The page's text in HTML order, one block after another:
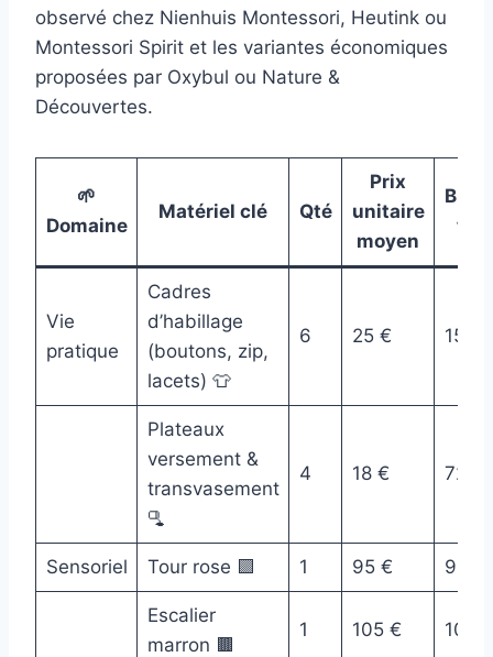
observé chez Nienhuis Montessori, Heutink ou
Montessori Spirit et les variantes économiques
proposées par Oxybul ou Nature &
Découvertes.
🌱
Domaine
Matériel clé Qté
Prix
unitaire
moyen
Vie
pratique
Cadres
d’habillage
(boutons, zip,
lacets) 👕
6 25 € 150 €
Plateaux
versement &
transvasement
🫗
4 18 € 72 €
Sensoriel Tour rose 🟪 1 95 € 95 €
Escalier
marron 🟫
1 105 € 105 €